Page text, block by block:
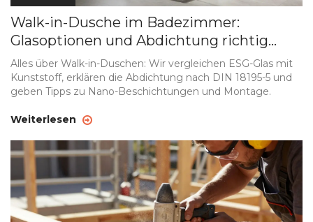
Walk-in-Dusche im Badezimmer:
Glasoptionen und Abdichtung richtig
planen
Alles über Walk-in-Duschen: Wir vergleichen ESG-Glas mit
Kunststoff, erklären die Abdichtung nach DIN 18195-5 und
geben Tipps zu Nano-Beschichtungen und Montage.
Weiterlesen